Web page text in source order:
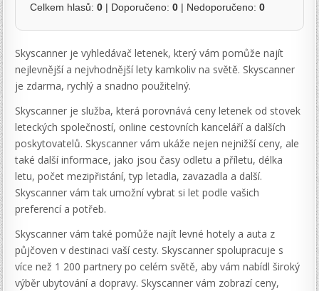
Celkem hlasů:0 | Doporučeno:0 | Nedoporučeno:0
Skyscanner je vyhledávač letenek, který vám pomůže najít
nejlevnější a nejvhodnější lety kamkoliv na světě. Skyscanner
je zdarma, rychlý a snadno použitelný.
Skyscanner je služba, která porovnává ceny letenek od stovek
leteckých společností, online cestovních kanceláří a dalších
poskytovatelů. Skyscanner vám ukáže nejen nejnižší ceny, ale
také další informace, jako jsou časy odletu a příletu, délka
letu, počet mezipřistání, typ letadla, zavazadla a další.
Skyscanner vám tak umožní vybrat si let podle vašich
preferencí a potřeb.
Skyscanner vám také pomůže najít levné hotely a auta z
půjčoven v destinaci vaší cesty. Skyscanner spolupracuje s
více než 1 200 partnery po celém světě, aby vám nabídl široký
výběr ubytování a dopravy. Skyscanner vám zobrazí ceny,